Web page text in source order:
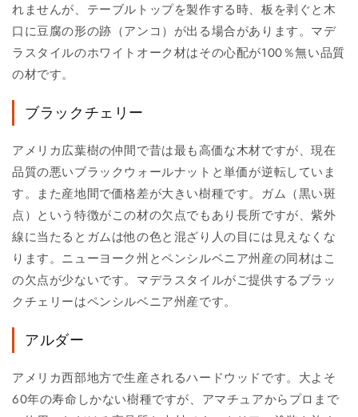
れませんが、テーブルトップを製作する時、板を剥ぐと木
口に豆腐の形の跡（アンコ）が出る場合があります。マデ
ラスタイルのホワイトオーク材はその心配が100％無い品質
の材です。
ブラックチェリー
アメリカ広葉樹の仲間で昔は最も高価な木材ですが、現在
品質の悪いブラックウォールナットと単価が逆転していま
す。また産地間で価格差が大きい樹種です。ガム（黒い斑
点）という特徴がこの材の欠点でもあり長所ですが、紫外
線に当たるとガムは他の色と混ざり人の目には見えなくな
ります。ニューヨーク州とペンシルベニア州産の同材はこ
の欠点が少ないです。マデラスタイルがご提供するブラッ
クチェリーはペンシルベニア州産です。
アルダー
アメリカ西部地方で生産されるハードウッドです。大よそ
60年の寿命しかない樹種ですが、アマチュアからプロまで